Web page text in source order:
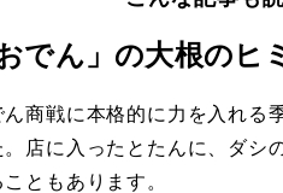
でん」の大根のヒ
商戦に本格的に力を入れる
店に入ったとたんに、ダシ
ともあります。